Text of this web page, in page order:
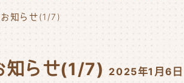
知らせ(1/7)
知らせ(1/7) 2025年1月6日